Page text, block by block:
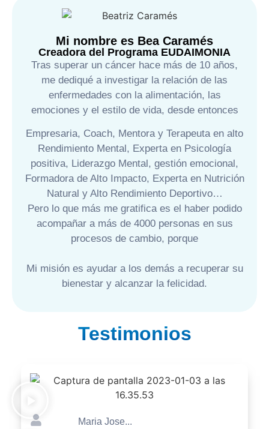
Mi nombre es Bea Caramés
Creadora del Programa EUDAIMONIA
Tras superar un cáncer hace más de 10 años,
me dediqué a investigar la relación de las
enfermedades con la alimentación, las
emociones y el estilo de vida, desde entonces
Empresaria, Coach, Mentora y Terapeuta en alto
Rendimiento Mental, Experta en Psicología
positiva, Liderazgo Mental, gestión emocional,
Formadora de Alto Impacto, Experta en Nutrición
Natural y Alto Rendimiento Deportivo…
Pero lo que más me gratifica es el haber podido
acompañar a más de 4000 personas en sus
procesos de cambio, porque
Mi misión es ayudar a los demás a recuperar su
bienestar y alcanzar la felicidad.
Testimonios
Maria Jose...